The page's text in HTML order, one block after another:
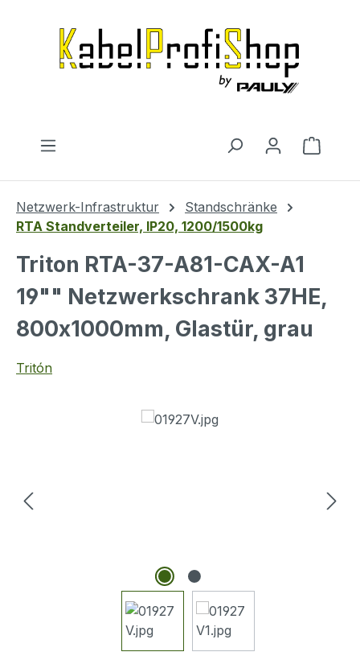
Netzwerk-Infrastruktur
Standschränke
RTA Standverteiler, IP20, 1200/1500kg
Triton RTA-37-A81-CAX-A1
19"" Netzwerkschrank 37HE,
800x1000mm, Glastür, grau
Tritón
Bildergalerie überspringen